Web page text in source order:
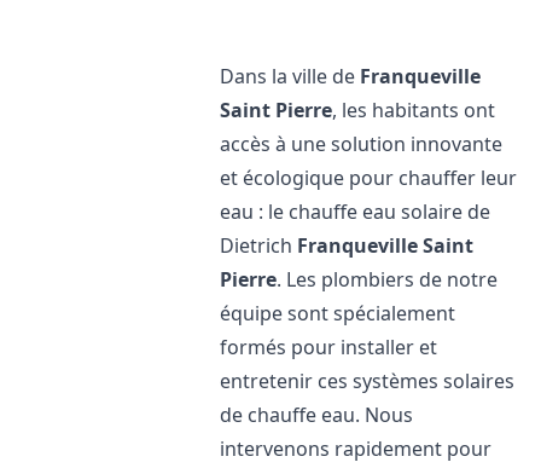
Dans la ville de Franqueville
Saint Pierre, les habitants ont
accès à une solution innovante
et écologique pour chauffer leur
eau : le chauffe eau solaire de
Dietrich Franqueville Saint
Pierre. Les plombiers de notre
équipe sont spécialement
formés pour installer et
entretenir ces systèmes solaires
de chauffe eau. Nous
intervenons rapidement pour